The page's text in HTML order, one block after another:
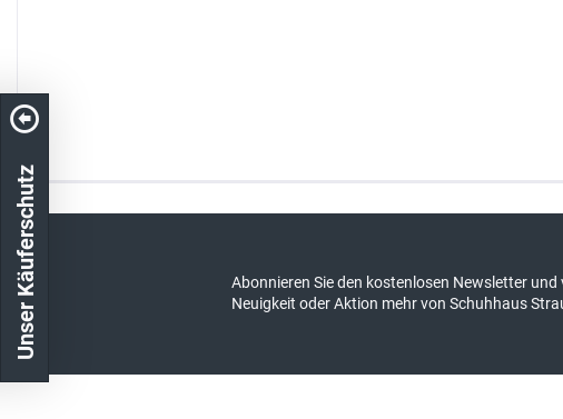
Abonnieren Sie den kostenlosen Newsletter und
Neuigkeit oder Aktion mehr von Schuhhaus
Unser Käuferschutz